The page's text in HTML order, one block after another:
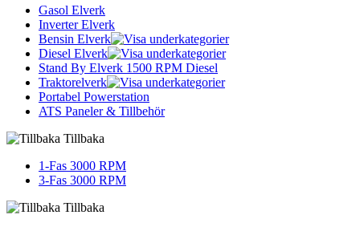
Gasol Elverk
Inverter Elverk
Bensin Elverk
Diesel Elverk
Stand By Elverk 1500 RPM Diesel
Traktorelverk
Portabel Powerstation
ATS Paneler & Tillbehör
Tillbaka
1-Fas 3000 RPM
3-Fas 3000 RPM
Tillbaka